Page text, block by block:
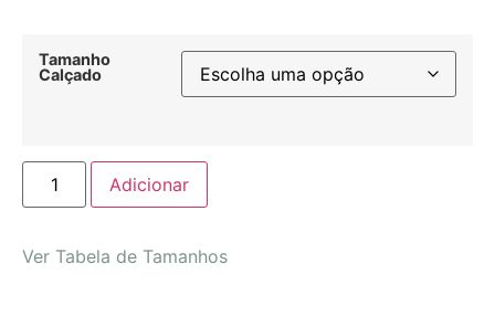
Tamanho
Calçado
Adicionar
Ver Tabela de Tamanhos